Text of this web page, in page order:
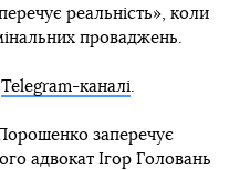
реальність», коли
проваджень.
Telegram-каналі.
заперечує
адвокат Ігор Головань